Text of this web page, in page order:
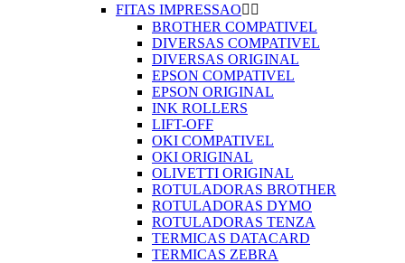
FITAS IMPRESSAO 
BROTHER COMPATIVEL
DIVERSAS COMPATIVEL
DIVERSAS ORIGINAL
EPSON COMPATIVEL
EPSON ORIGINAL
INK ROLLERS
LIFT-OFF
OKI COMPATIVEL
OKI ORIGINAL
OLIVETTI ORIGINAL
ROTULADORAS BROTHER
ROTULADORAS DYMO
ROTULADORAS TENZA
TERMICAS DATACARD
TERMICAS ZEBRA